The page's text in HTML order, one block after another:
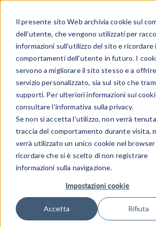
Il presente sito Web archivia cookie sul
dell'utente, che vengono utilizzati per
informazioni sull'utilizzo del sito e ricordare i
comportamenti dell'utente in futuro. I
servono a migliorare il sito stesso e a
servizio personalizzato, sia sul sito che
supporti. Per ulteriori informazioni sui
consultare l'informativa sulla privacy.
Se non si accetta l'utilizzo, non verrà tenuta
traccia del comportamento durante visita,
verrà utilizzato un unico cookie nel
ricordare che si è scelto di non registrare
informazioni sulla navigazione.
Impostazioni cookie
Accetta Rifiuta
ACCEDI
Galleria delle
RICERCA RAPIDA
Filtra per Prodotto